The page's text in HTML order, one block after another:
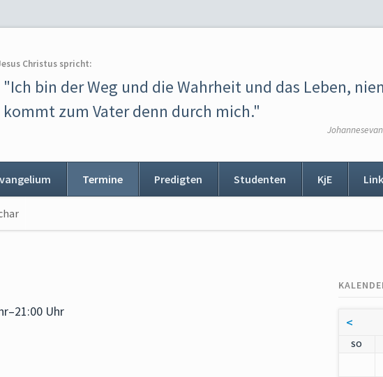
Christus spricht:
"Ich bin der Weg und die Wahrheit und das Leben,
kommt zum Vater denn durch mich."
Termine Predigten Studenten KjE
überspringen
Uhr
<
SO